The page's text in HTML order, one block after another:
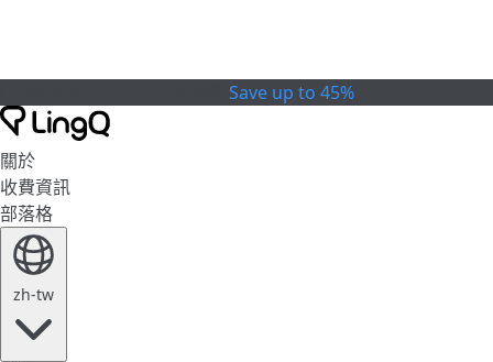
Save up to 45%
關於
收費資訊
部落格
zh-tw